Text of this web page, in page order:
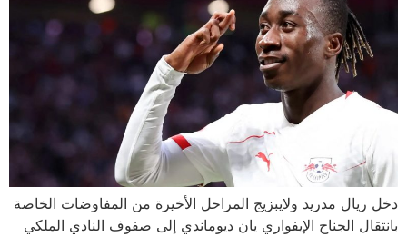
دخل ريال مدريد ولايبزيج المراحل الأخيرة من المفاوضات الخاصة
بانتقال الجناح الإيفواري يان ديوماندي إلى صفوف النادي الملكي